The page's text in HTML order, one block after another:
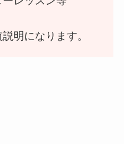
明になります。